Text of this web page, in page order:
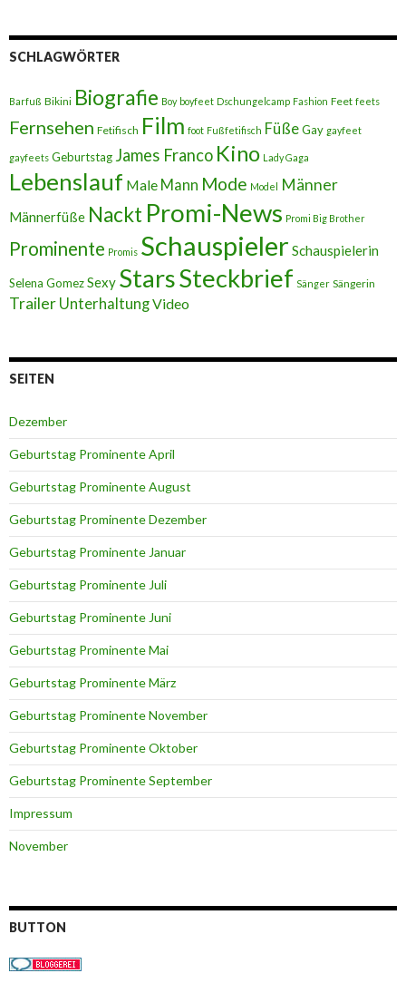
SCHLAGWÖRTER
Barfuß Bikini Biografie Boy boyfeet Dschungelcamp Fashion Feet feets
Fernsehen Fetifisch Film foot Fußfetifisch FüßeGay gayfeet
gayfeets Geburtstag James Franco Kino Lady Gaga
Lebenslauf Male Mann Mode Model Männer
Männerfüße Nackt Promi-News Promi Big Brother
Prominente Promis Schauspieler Schauspielerin
Selena GomezSexy StarsSteckbrief Sänger Sängerin
Trailer UnterhaltungVideo
SEITEN
Dezember
Geburtstag Prominente April
Geburtstag Prominente August
Geburtstag Prominente Dezember
Geburtstag Prominente Januar
Geburtstag Prominente Juli
Geburtstag Prominente Juni
Geburtstag Prominente Mai
Geburtstag Prominente März
Geburtstag Prominente November
Geburtstag Prominente Oktober
Geburtstag Prominente September
Impressum
November
BUTTON